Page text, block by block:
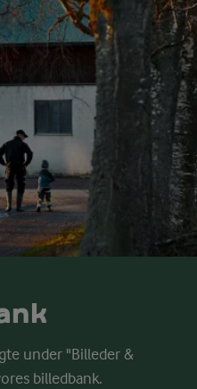
under "Billeder &
billedbank.